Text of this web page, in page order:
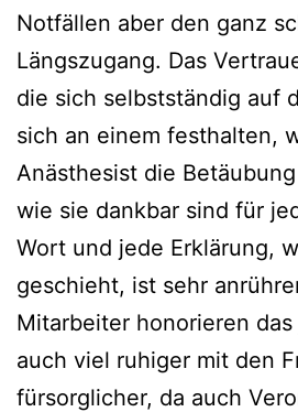
Notfällen aber den ganz
Längszugang. Das
die sich selbstständig auf
sich an einem festhalten,
Anästhesist die
wie sie dankbar sind für
Wort und jede Erklärung,
geschieht, ist sehr
Mitarbeiter honorieren
auch viel ruhiger mit den
fürsorglicher, da auch